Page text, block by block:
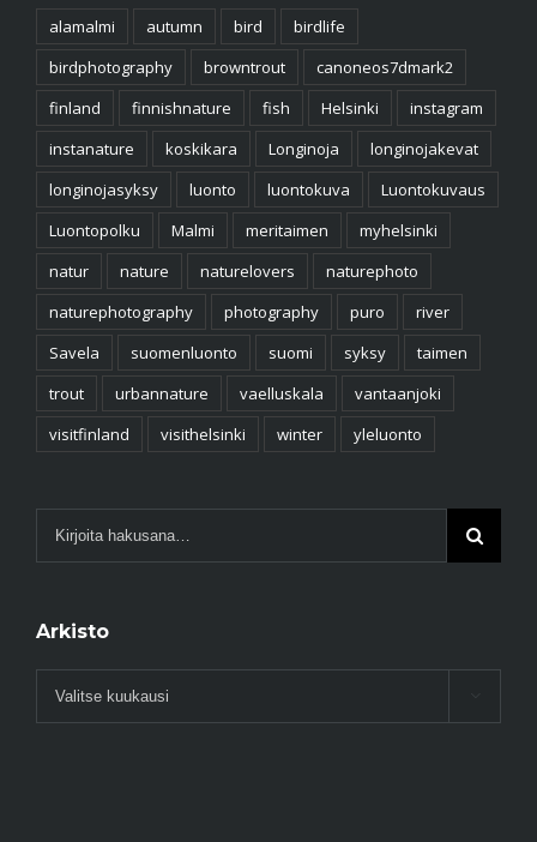
alamalmi autumn bird
birdlife
birdphotography
browntrout
canoneos7dmark2
finland
finnishnature fish Helsinki
instagram
instanature
koskikara Longinoja
longinojakevat
longinojasyksy
luonto luontokuva
Luontokuvaus
Luontopolku
Malmi meritaimen
myhelsinki
natur
nature naturelovers
naturephoto
naturephotography
photography puro
river
Savela
suomenluonto suomi syksy
taimen
trout
urbannature vaelluskala
vantaanjoki
visitfinland
visithelsinki winter yleluonto
Arkisto
Arkisto